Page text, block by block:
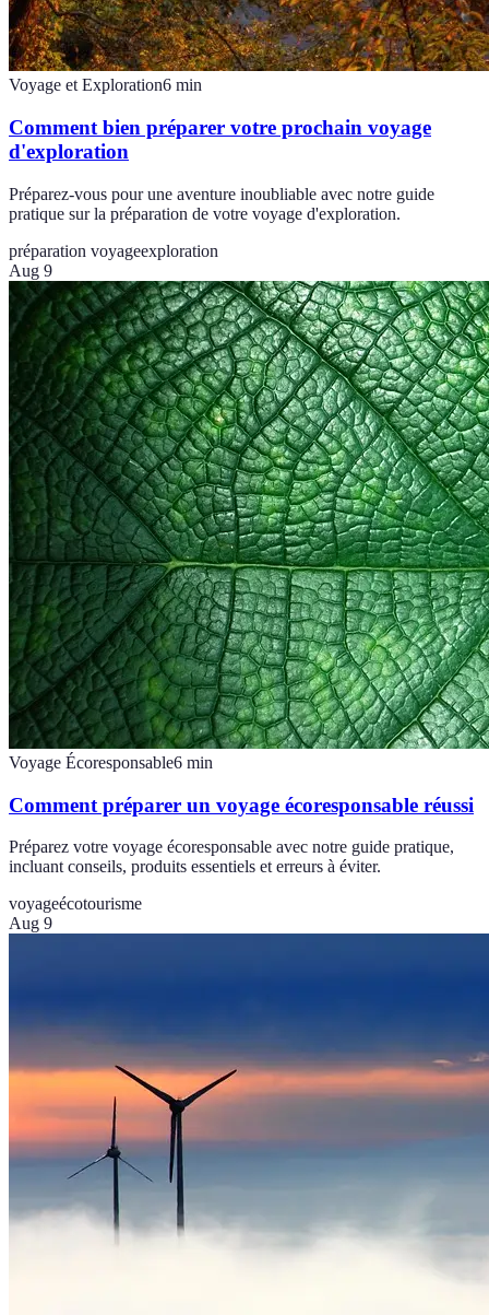
Voyage et Exploration6 min
Comment bien préparer votre prochain voyage
d'exploration
Préparez-vous pour une aventure inoubliable avec notre guide
pratique sur la préparation de votre voyage d'exploration.
préparation voyageexploration
Aug 9
Voyage Écoresponsable6 min
Comment préparer un voyage écoresponsable réussi
Préparez votre voyage écoresponsable avec notre guide pratique,
incluant conseils, produits essentiels et erreurs à éviter.
voyageécotourisme
Aug 9